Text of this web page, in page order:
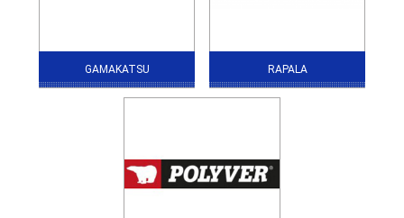
GAMAKATSU RAPALA